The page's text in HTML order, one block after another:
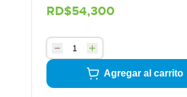
RD$54,300
Agregar al carrito